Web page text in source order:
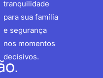
tranquilidade
para sua família
e segurança
nos momentos
decisivos.